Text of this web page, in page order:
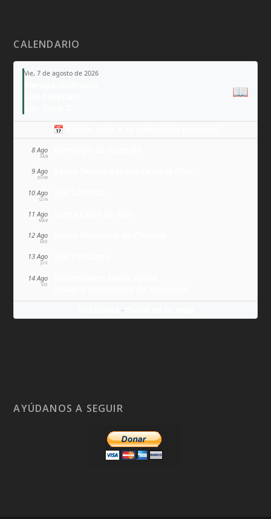
CALENDARIO
Vie, 7 de agosto de 2026
📖
📅 Añade todo a tu calendario personal
8 Ago
SÁB
9 Ago
DOM
10 Ago
LUN
11 Ago
MAR
12 Ago
MIÉ
13 Ago
JUE
14 Ago
VIE
·
AYÚDANOS A SEGUIR